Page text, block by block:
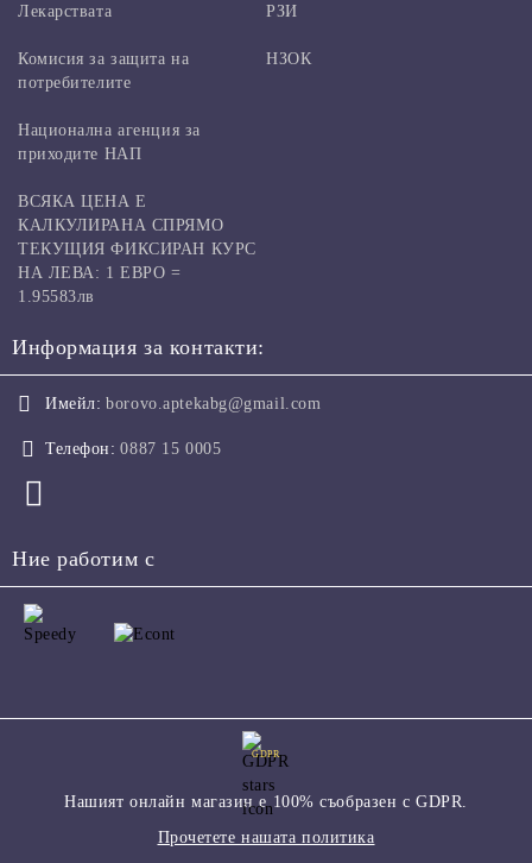
Лекарствата
Комисия за защита на
потребителите
РЗИ
НЗОК
Национална агенция за
приходите НАП
ВСЯКА ЦЕНА Е
КАЛКУЛИРАНА СПРЯМО
ТЕКУЩИЯ ФИКСИРАН КУРС
НА ЛЕВА: 1 ЕВРО =
1.95583лв
Информация за контакти:
Имейл: borovo.aptekabg@gmail.com
Телефон: 0887 15 0005
Ние работим с
GDPR
Нашият онлайн магазин е 100% съобразен с GDPR.
Прочетете нашата политика